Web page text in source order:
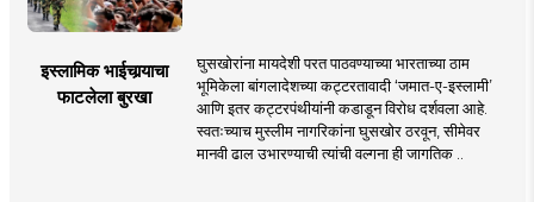
इस्लामिक भाईचार्‍याचा
फाटलेला बुरखा
घुसखोरांना मायदेशी परत पाठवण्याच्या भारताच्या ठाम
भूमिकेला बांगलादेशच्या कट्टरतावादी ‘जमात-ए-इस्लामी’
आणि इतर कट्टरपंथीयांनी कडाडून विरोध दर्शवला आहे.
स्वतःच्याच मुस्लीम नागरिकांना घुसखोर ठरवून, सीमेवर
मानवी ढाल उभारण्याची त्यांची वल्गना ही जागतिक ..